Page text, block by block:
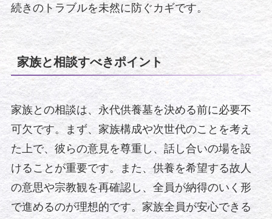
続きのトラブルを未然に防ぐカギです。
家族と相談すべきポイント
家族との相談は、永代供養墓を決める前に必要不
可欠です。まず、家族構成や次世代のことを考え
た上で、彼らの意見を尊重し、話し合いの場を設
けることが重要です。また、供養を希望する故人
の意思や宗教観を再確認し、全員が納得のいく形
で進めるのが理想的です。家族全員が安心できる